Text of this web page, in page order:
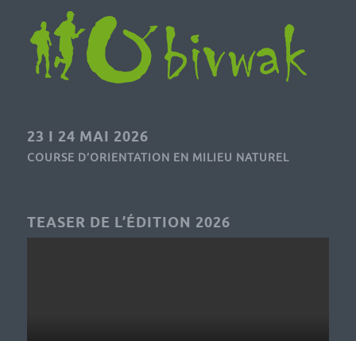
23 I 24 MAI 2026
COURSE D’ORIENTATION EN MILIEU NATUREL
TEASER DE L’ÉDITION 2026